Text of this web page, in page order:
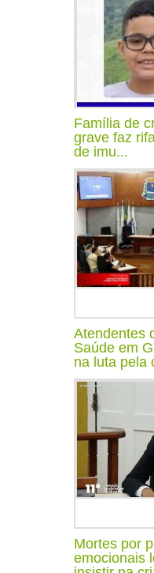
Família de
grave faz
de imu...
Atendentes
Saúde em
na luta pela
Mortes por
emocionais